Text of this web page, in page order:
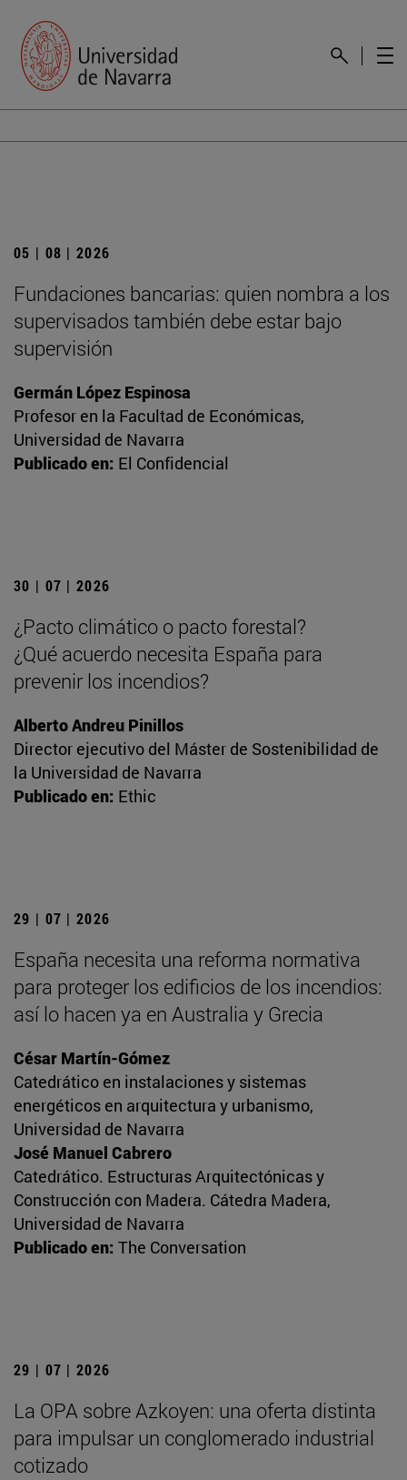
05 | 08 | 2026
Fundaciones bancarias: quien nombra a los
supervisados también debe estar bajo
supervisión
Germán López Espinosa
Profesor en la Facultad de Económicas,
Universidad de Navarra
Publicado en: El Confidencial
30 | 07 | 2026
¿Pacto climático o pacto forestal?
¿Qué acuerdo necesita España para
prevenir los incendios?
Alberto Andreu Pinillos
Director ejecutivo del Máster de Sostenibilidad de
la Universidad de Navarra
Publicado en: Ethic
29 | 07 | 2026
España necesita una reforma normativa
para proteger los edificios de los incendios:
así lo hacen ya en Australia y Grecia
César Martín-Gómez
Catedrático en instalaciones y sistemas
energéticos en arquitectura y urbanismo,
Universidad de Navarra
José Manuel Cabrero
Catedrático. Estructuras Arquitectónicas y
Construcción con Madera. Cátedra Madera,
Universidad de Navarra
Publicado en: The Conversation
29 | 07 | 2026
La OPA sobre Azkoyen: una oferta distinta
para impulsar un conglomerado industrial
cotizado